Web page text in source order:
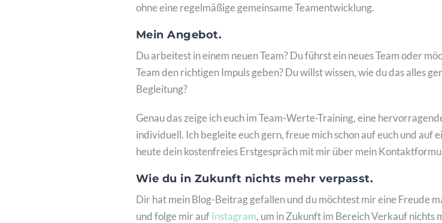
ohne eine regelmäßige gemeinsame Teamentwicklung.
Mein Angebot.
Du arbeitest in einem neuen Team? Du führst ein neues Team oder
Team den richtigen Impuls geben? Du willst wissen, wie du das alles
Begleitung?
Genau das zeige ich euch im Team-Werte-Training, eine
individuell. Ich begleite euch gern, freue mich schon auf euch und auf
heute dein kostenfreies Erstgespräch mit mir über mein
Wie du in Zukunft nichts mehr verpasst.
Dir hat mein Blog-Beitrag gefallen und du möchtest mir eine Freude
und folge mir auf Instagram, um in Zukunft im Bereich Verkauf nichts